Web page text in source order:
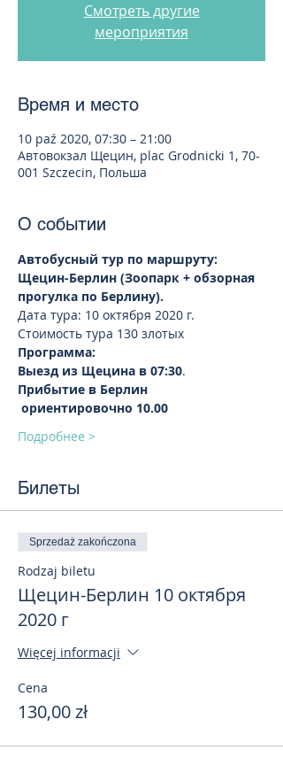
Смотреть другие
мероприятия
Время и место
10 paź 2020, 07:30 – 21:00
Автовокзал Щецин, plac Grodnicki 1, 70-
001 Szczecin, Польша
О событии
Автобусный тур по маршруту:
Щецин-Берлин (Зоопарк + обзорная
прогулка по Берлину).
Дата тура: 10 октября 2020 г.
Стоимость тура 130 злотых
Программа:
Выезд из Щецина в 07:30.
Прибытие в Берлин
ориентировочно 10.00
Подробнее >
Билеты
Sprzedaż zakończona
Rodzaj biletu
Щецин-Берлин 10 октября
2020 г
Więcej informacji
Cena
130,00 zł